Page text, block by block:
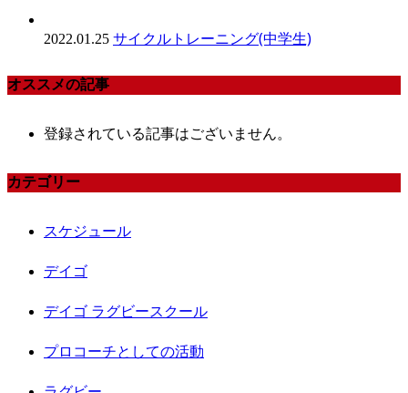
2022.01.25 サイクルトレーニング(中学生)
オススメの記事
登録されている記事はございません。
カテゴリー
スケジュール
デイゴ
デイゴ ラグビースクール
プロコーチとしての活動